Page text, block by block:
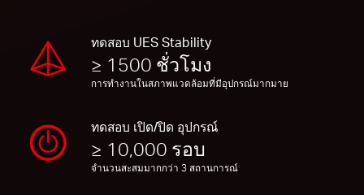
ทดสอบ UES Stability
≥ 1500 ชั่วโมง
การทำงานในสภาพแวดล้อมที่มีอุปกรณ์มากมาย
ทดสอบ เปิด/ปิด อุปกรณ์
≥ 10,000 รอบ
จำนวนสะสมมากกว่า 3 สถานการณ์